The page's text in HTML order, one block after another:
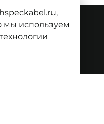
мы используем